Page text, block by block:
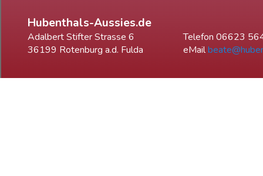
Hubenthals-Aussies.de
Adalbert Stifter Strasse 6
Telefon 06623
36199 Rotenburg a.d. Fulda
eMail